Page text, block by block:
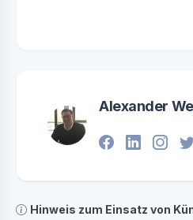
Alexander
Hinweis zum Einsatz von